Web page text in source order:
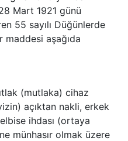
Mart 1921 günü
55 sayılı Düğünlerde
maddesi aşağıda
(mutlaka) cihaz
açıktan nakli, erkek
ihdası (ortaya
münhasır olmak üzere